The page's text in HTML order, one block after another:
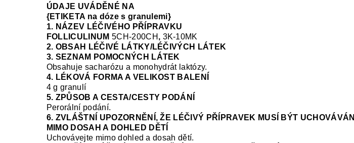
ÚDAJE UVÁDĚNÉ NA
{ETIKETA na dóze s granulemi}
1. NÁZEV LÉČIVÉHO PŘÍPRAVKU
FOLLICULINUM 5CH-200CH , 3K-10MK
2. OBSAH LÉČIVÉ LÁTKY/LÉČIVÝCH LÁTEK
3. SEZNAM POMOCNÝCH LÁTEK
Obsahuje sacharózu a monohydrát laktózy.
4. LÉKOVÁ FORMA A VELIKOST BALENÍ
4 g granulí
5. ZPŮSOB A CESTA/CESTY PODÁNÍ
Perorální podání.
6. ZVLÁŠTNÍ UPOZORNĚNÍ, ŽE LÉČIVÝ PŘÍPRAVEK MUSÍ BÝT UCHOVÁVÁN
MIMO DOSAH A DOHLED DĚTÍ
Uchovávejte mimo dohleda dosahdětí.